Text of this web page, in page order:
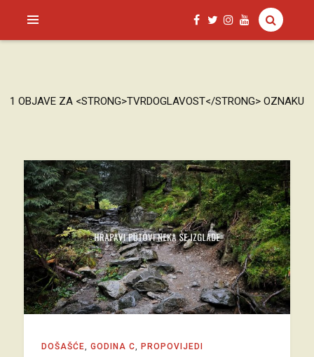
SAGUD.XYZ
1 OBJAVE ZA <STRONG>TVRDOGLAVOST</STRONG> OZNAKU
DOŠAŠĆE GODINA C PROPOVIJEDI